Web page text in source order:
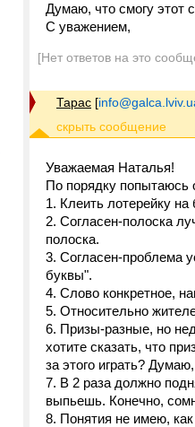
Думаю, что смогу этот
С уважением,
[Нет ответов на это
Тарас [
Уважаемая Наталья!
По порядку попытаюсь
1. Клеить лотерейку
2. Согласен-полоска
полоска.
3. Согласен-проблема
буквы".
4. Слово конкретное,
5. Относительно
6. Призы-разные, но
хотите сказать, что
за этого играть?
7. В 2 раза должно
выпьешь. Конечно,
8. Понятия не имею,